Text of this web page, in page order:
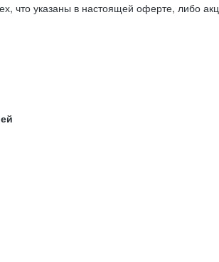
что указаны в настоящей оферте, либо